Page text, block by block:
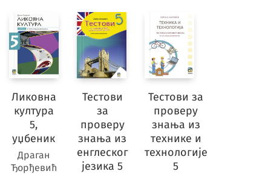
Ликовна
култура
5,
уџбеник
Драган
Ђорђевић
Тестови
за
проверу
знања из
енглеског
језика 5
Тестови за
проверу
знања из
технике и
технологије
5